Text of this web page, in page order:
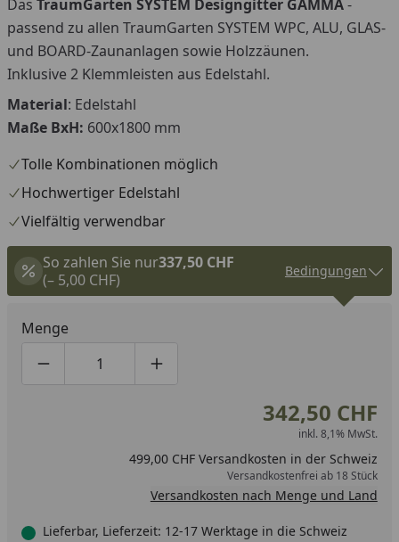
Das TraumGarten SYSTEM Designgitter GAMMA-
passend zu allen TraumGarten SYSTEM WPC, ALU, GLAS-
und BOARD-Zaunanlagen sowie Holzzäunen.
Inklusive 2 Klemmleisten aus Edelstahl.
Material: Edelstahl
Maße BxH: 600x1800 mm
Tolle Kombinationen möglich
Hochwertiger Edelstahl
Vielfältig verwendbar
So zahlen Sie nur337,50 CHF
(– 5,00 CHF)
Bedingungen
Menge
Produktmenge um eins verringern
Produktmenge manuell eingeben
Produktmenge um eins erhöhen
342,50 CHF
inkl. 8,1% MwSt.
499,00 CHF Versandkosten in der Schweiz
Versandkostenfrei ab 18 Stück
Versandkosten nach Menge und Land
Lieferbar, Lieferzeit: 12-17 Werktage in die Schweiz